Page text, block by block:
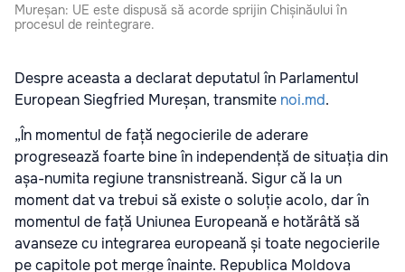
Mureșan: UE este dispusă să acorde sprijin Chișinăului în
procesul de reintegrare.
Despre aceasta a declarat deputatul în Parlamentul
European Siegfried Mureșan, transmite noi.md.
„În momentul de față negocierile de aderare
progresează foarte bine în independență de situația din
așa-numita regiune transnistreană. Sigur că la un
moment dat va trebui să existe o soluție acolo, dar în
momentul de față Uniunea Europeană e hotărâtă să
avanseze cu integrarea europeană și toate negocierile
pe capitole pot merge înainte. Republica Moldova